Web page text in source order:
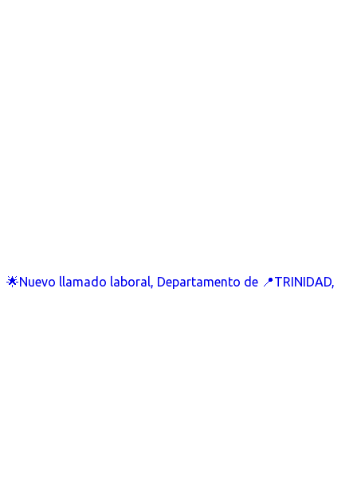
🌟Nuevo llamado laboral, Departamento de 📍TRINIDAD,